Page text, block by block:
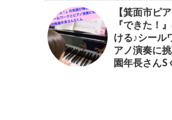
【箕面市ピ
『できた！
ける♪シール
アノ演奏に
園年長さんS